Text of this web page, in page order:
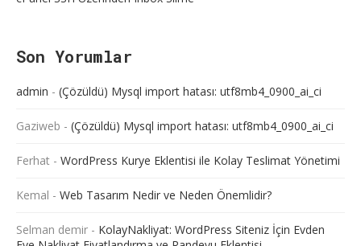
Son Yorumlar
admin - (Çözüldü) Mysql import hatası: utf8mb4_0900_ai_ci
Gaziweb - (Çözüldü) Mysql import hatası: utf8mb4_0900_ai_ci
Ferhat - WordPress Kurye Eklentisi ile Kolay Teslimat Yönetimi
Kemal - Web Tasarım Nedir ve Neden Önemlidir?
Selman demir - KolayNakliyat: WordPress Siteniz İçin Evden